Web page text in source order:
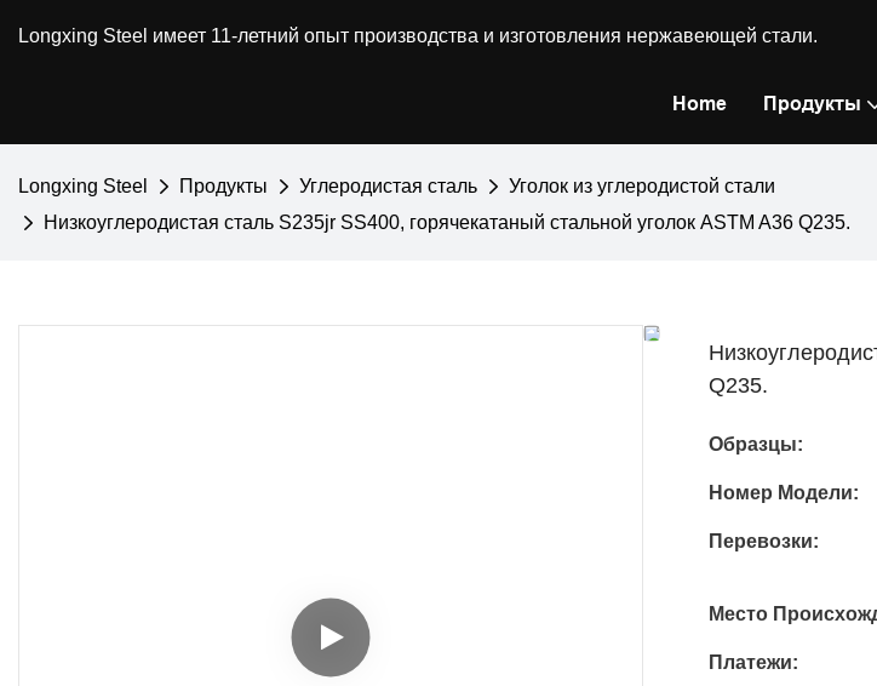
Longxing Steel имеет 11-летний опыт производства и изготовления нержавеющей стали.
Home Продукты
Longxing Steel Продукты Углеродистая сталь
Уголок из углеродистой стали
Низкоуглеродистая сталь S235jr SS400, горячекатаный стальной уголок ASTM A36 Q235.
Q235.
Образцы:
Номер Модели:
Перевозки:
Место
Платежи: